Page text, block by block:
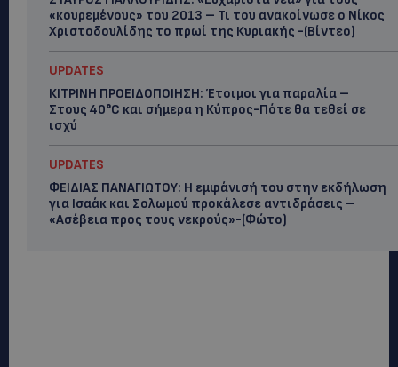
«κουρεμένους» του 2013 – Τι του ανακοίνωσε ο Νίκος
Χριστοδουλίδης το πρωί της Κυριακής -(Βίντεο)
UPDATES
ΚΙΤΡΙΝΗ ΠΡΟΕΙΔΟΠΟΙΗΣΗ: Έτοιμοι για παραλία –
Στους 40°C και σήμερα η Κύπρος-Πότε θα τεθεί σε
ισχύ
UPDATES
ΦΕΙΔΙΑΣ ΠΑΝΑΓΙΩΤΟΥ: Η εμφάνισή του στην εκδήλωση
για Ισαάκ και Σολωμού προκάλεσε αντιδράσεις –
«Ασέβεια προς τους νεκρούς»-(Φώτο)